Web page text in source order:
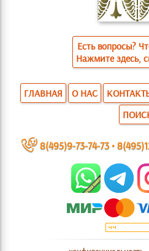
Есть вопросы?
Нажмите здесь,
ГЛАВНАЯ О НАС
~ 8(495)9-73-74-73•